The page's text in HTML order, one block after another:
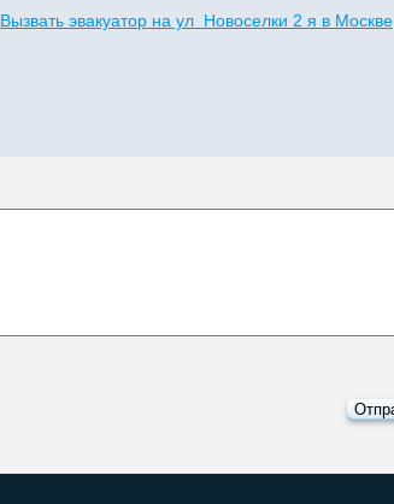
Вызвать эвакуатор на ул Новоселки 2 я в Москве